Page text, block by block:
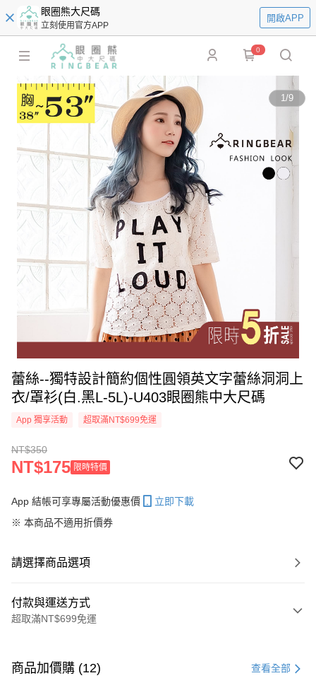
眼圈熊大尺碼
立刻使用官方APP
開啟APP
0
1/9
蕾絲--獨特設計簡約個性圓領英文字蕾絲洞洞上
衣/罩衫(白.黑L-5L)-U403眼圈熊中大尺碼
App 獨享活動 超取滿NT$699免運
NT$350
NT$175 限時特價
App 結帳可享專屬活動優惠價
立即下載
※ 本商品不適用折價券
請選擇商品選項
付款與運送方式
超取滿NT$699免運
信用卡一次付款
商品加價購 (12) 查看全部